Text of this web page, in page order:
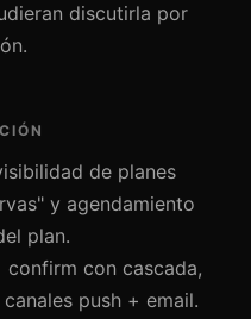
discutirla por
de planes
y agendamiento
plan.
con cascada,
push + email.